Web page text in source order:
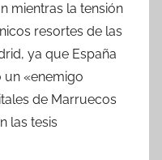
mientras la tensión
resortes de las
ya que España
«enemigo
de Marruecos
las tesis